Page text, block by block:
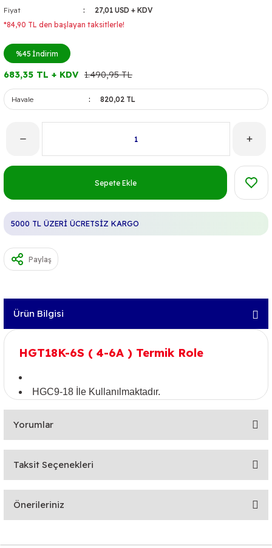
Fiyat
27,01 USD + KDV
*84,90 TL den başlayan taksitlerle!
%45 İndirim
683,35 TL + KDV 1.490,95 TL
Havale 820,02 TL
Sepete Ekle
5000 TL ÜZERİ ÜCRETSİZ KARGO
Paylaş
Ürün Bilgisi
HGT18K-6S ( 4-6A ) Termik Role
HGC9-18 İle Kullanılmaktadır.
Yorumlar
Bu ürüne ilk yorumu siz yapın!
Taksit Seçenekleri
Önerileriniz